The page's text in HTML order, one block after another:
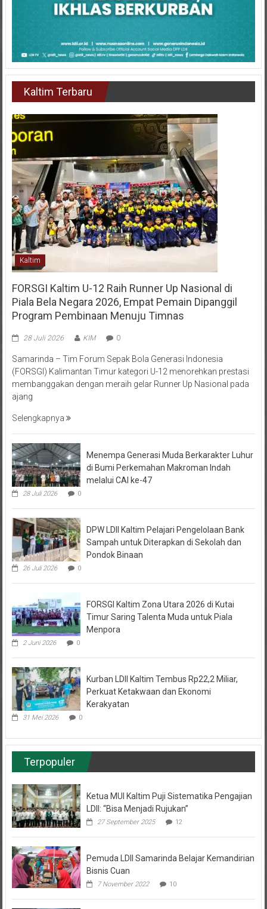
Kaltim Terbaru
Kaltim
FORSGI Kaltim U-12 Raih Runner Up Nasional di
Piala Bela Negara 2026, Empat Pemain Dipanggil
Program Pembinaan Menuju Timnas
28 Juli 2026 KIM 0
Samarinda – Tim Forum Sepak Bola Generasi Indonesia
(FORSGI) Kalimantan Timur kategori U-12 menorehkan prestasi
membanggakan dengan meraih gelar Runner Up Nasional pada
ajang
Selengkapnya
Menempa Generasi Muda Berkarakter Luhur
di Bumi Perkemahan Makroman Indah
melalui CAI ke-47
28 Juli 2026 0
DPW LDII Kaltim Pelajari Pengelolaan Bank
Sampah untuk Diterapkan di Sekolah dan
Pondok Binaan
26 Juli 2026 0
FORSGI Kaltim Zona Utara 2026 di Kutai
Timur Saring Talenta Muda untuk Piala
Menpora
2 Juni 2026 0
Kurban LDII Kaltim Tembus Rp22,2 Miliar,
Perkuat Ketakwaan dan Ekonomi
Kerakyatan
31 Mei 2026 0
Terpopuler
Ketua MUI Kaltim Puji Sistematika Pengajian
LDII: “Bisa Menjadi Rujukan”
27 September 2025 12
Pemuda LDII Samarinda Belajar Kemandirian
Bisnis Cuan
7 November 2022 10